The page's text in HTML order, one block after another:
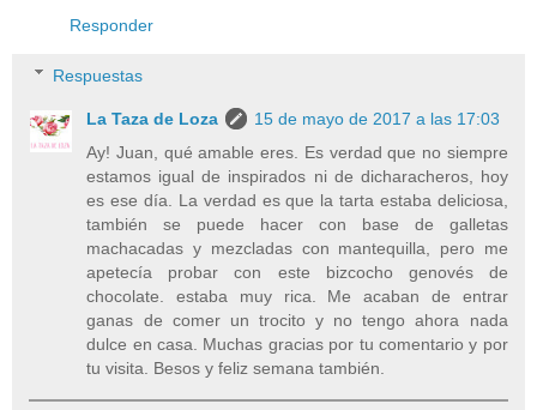
Responder
Respuestas
La Taza de Loza
15 de mayo de 2017 a las 17:03
Ay! Juan, qué amable eres. Es verdad que no siempre
estamos igual de inspirados ni de dicharacheros, hoy
es ese día. La verdad es que la tarta estaba deliciosa,
también se puede hacer con base de galletas
machacadas y mezcladas con mantequilla, pero me
apetecía probar con este bizcocho genovés de
chocolate. estaba muy rica. Me acaban de entrar
ganas de comer un trocito y no tengo ahora nada
dulce en casa. Muchas gracias por tu comentario y por
tu visita. Besos y feliz semana también.